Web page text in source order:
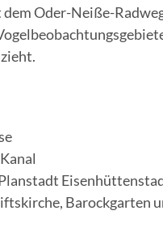
Oder-Neiße-
Barockgarten